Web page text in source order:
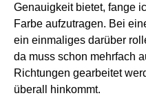
Genauigkeit bietet, fange
Farbe aufzutragen. Bei
ein einmaliges darüber
da muss schon mehrfach
Richtungen gearbeitet
überall hinkommt.